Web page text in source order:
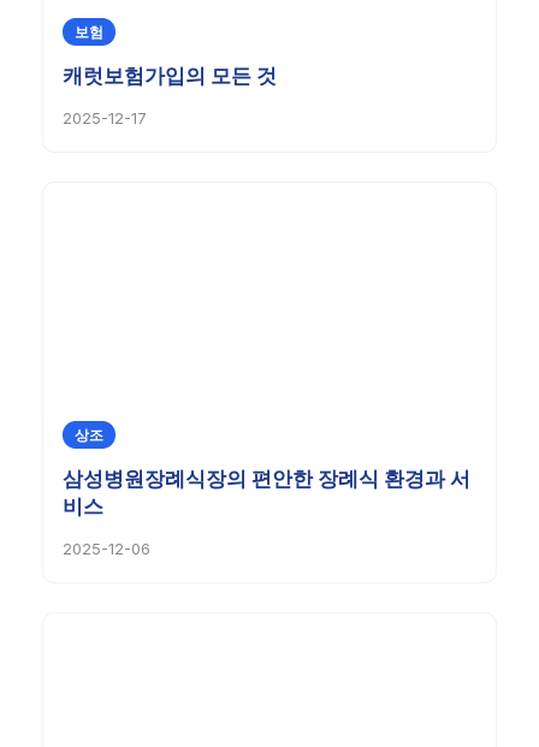
보험
캐럿보험가입의 모든 것
2025-12-17
상조
삼성병원장례식장의 편안한 장례식 환경과 서
비스
2025-12-06